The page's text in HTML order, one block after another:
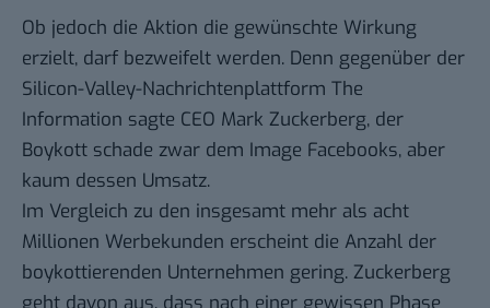
Ob jedoch die Aktion die gewünschte Wirkung
erzielt, darf bezweifelt werden. Denn gegenüber der
Silicon-Valley-Nachrichtenplattform The
Information sagte CEO Mark Zuckerberg, der
Boykott schade zwar dem Image Facebooks, aber
kaum dessen Umsatz.
Im Vergleich zu den insgesamt mehr als acht
Millionen Werbekunden erscheint die Anzahl der
boykottierenden Unternehmen gering. Zuckerberg